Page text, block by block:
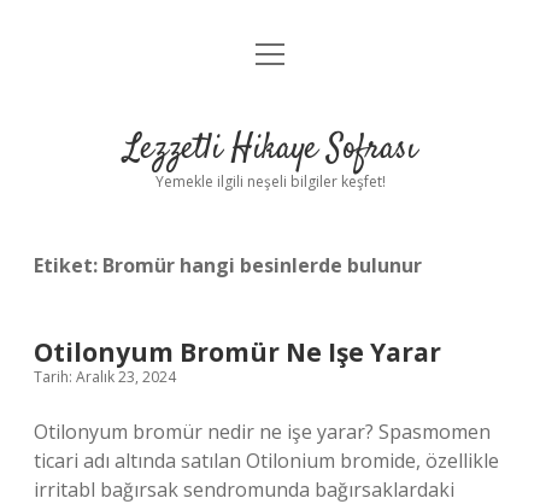
Anasayfa
Yasal Uyarı
menüyü
Lezzetli Hikaye Sofrası
Yemekle ilgili neşeli bilgiler keşfet!
Etiket: Bromür hangi besinlerde bulunur
Otilonyum Bromür Ne Işe Yarar
Tarih: Aralık 23, 2024
Otilonyum bromür nedir ne işe yarar? Spasmomen
ticari adı altında satılan Otilonium bromide, özellikle
irritabl bağırsak sendromunda bağırsaklardaki